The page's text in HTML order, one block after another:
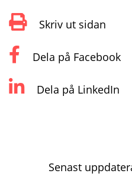
Skriv ut sidan
Dela på Facebook
Dela på LinkedIn
Senast